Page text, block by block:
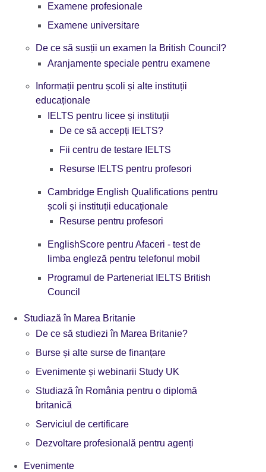
Examene profesionale
Examene universitare
De ce să susții un examen la British Council?
Aranjamente speciale pentru examene
Informații pentru școli și alte instituții
educaționale
IELTS pentru licee și instituții
De ce să accepți IELTS?
Fii centru de testare IELTS
Resurse IELTS pentru profesori
Cambridge English Qualifications pentru
școli și instituții educaționale
Resurse pentru profesori
EnglishScore pentru Afaceri - test de
limba engleză pentru telefonul mobil
Programul de Parteneriat IELTS British
Council
Studiază în Marea Britanie
De ce să studiezi în Marea Britanie?
Burse și alte surse de finanțare
Evenimente și webinarii Study UK
Studiază în România pentru o diplomă
britanică
Serviciul de certificare
Dezvoltare profesională pentru agenți
Evenimente